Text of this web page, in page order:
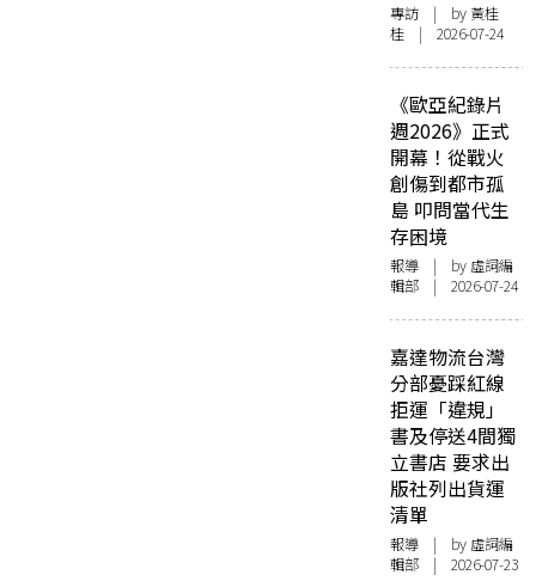
專訪 | by 黃桂
桂 | 2026-07-24
《歐亞紀錄片
週2026》正式
開幕！從戰火
創傷到都市孤
島 叩問當代生
存困境
報導 | by 虛詞編
輯部 | 2026-07-24
嘉達物流台灣
分部憂踩紅線
拒運「違規」
書及停送4間獨
立書店 要求出
版社列出貨運
清單
報導 | by 虛詞編
輯部 | 2026-07-23